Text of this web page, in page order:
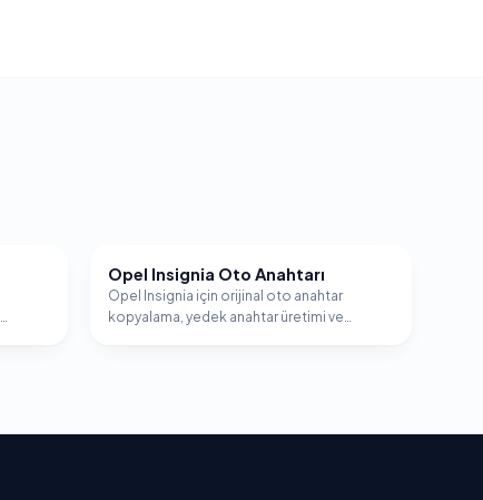
OPEL
Opel Insignia Oto Anahtarı
Opel Insignia için orijinal oto anahtar
kopyalama, yedek anahtar üretimi ve